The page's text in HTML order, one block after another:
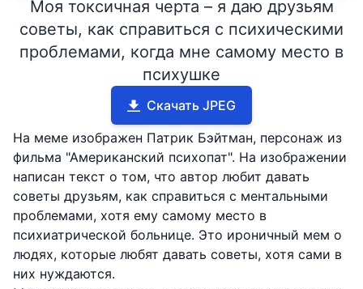
Моя токсичная черта – я даю друзьям
советы, как справиться с психическими
проблемами, когда мне самому место в
психушке
Скачать JPEG
На меме изображен Патрик Бэйтман, персонаж из
фильма "Американский психопат". На изображении
написан текст о том, что автор любит давать
советы друзьям, как справиться с ментальными
проблемами, хотя ему самому место в
психиатрической больнице. Это ироничный мем о
людях, которые любят давать советы, хотя сами в
них нуждаются.